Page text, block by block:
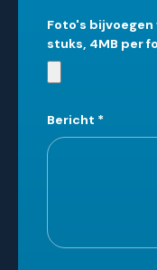
Foto's
stuks, 4MB per
Bericht *